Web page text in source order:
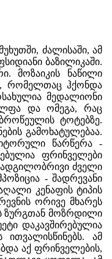
ძალისაში, ამ
ბაზილიკაში.
მოზაიკის ნაწილი
რომელთაც ჰქონდა
მედალიონი
და ომეგა, რაც
ტოტებზე.
გამოხატულებაა.
წარწერა -
ფრინველები
ადგილობრივი ძველი
- შადრევანი
კენაფის ტიპის
ორივე მხარეს
ზურგთან მოზრდილი
დაკავშირებულია
ამ
აქ ფრინველების,